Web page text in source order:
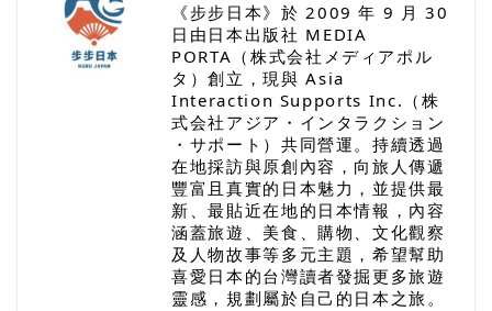
《步步日本》於 2009 年 9 月 30
日由日本出版社 MEDIA
PORTA（株式会社メディアポル
タ）創立，現與 Asia
Interaction Supports Inc.（株
式会社アジア・インタラクション
・サポート）共同營運。持續透過
在地採訪與原創內容，向旅人傳遞
豐富且真實的日本魅力，並提供最
新、最貼近在地的日本情報，內容
涵蓋旅遊、美食、購物、文化觀察
及人物故事等多元主題，希望幫助
喜愛日本的台灣讀者發掘更多旅遊
靈感，規劃屬於自己的日本之旅。